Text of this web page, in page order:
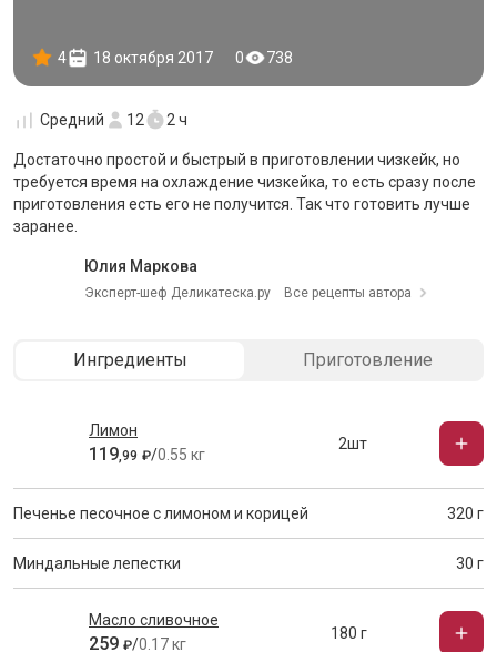
4 18 октября 2017 0 738
Средний 12 2 ч
Достаточно простой и быстрый в приготовлении чизкейк, но
требуется время на охлаждение чизкейка, то есть сразу после
приготовления есть его не получится. Так что готовить лучше
заранее.
Юлия Маркова
Эксперт-шеф Деликатеска.ру Все рецепты автора
Ингредиенты Приготовление
Лимон
119,99 ₽/0.55 кг
2шт
Печенье песочное с лимоном и корицей 320 г
Миндальные лепестки 30 г
Масло сливочное
259 ₽/0.17 кг
180 г